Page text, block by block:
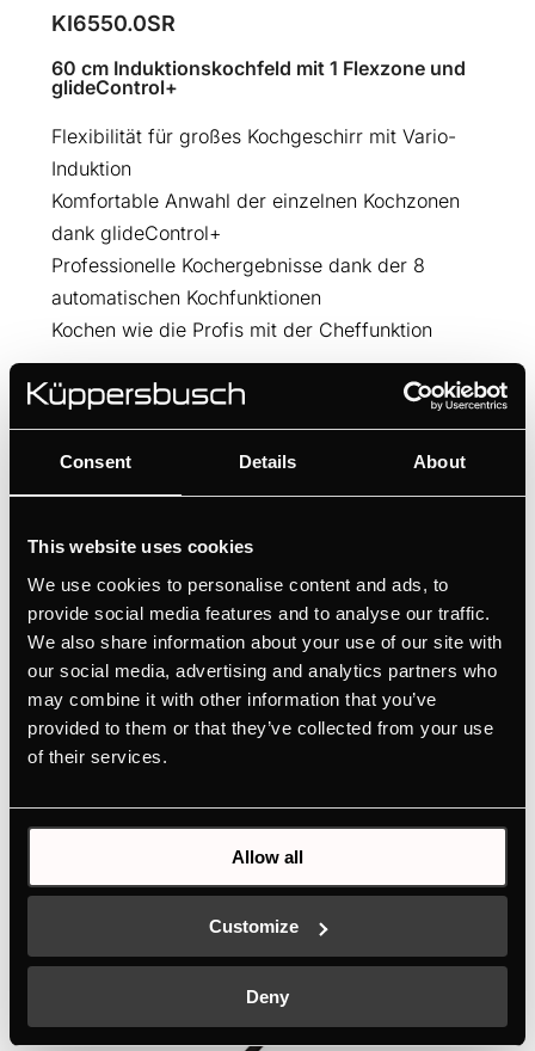
Consent Details About
This website uses cookies
We use cookies to personalise content and ads, to
provide social media features and to analyse our traffic.
We also share information about your use of our site with
our social media, advertising and analytics partners who
may combine it with other information that you’ve
provided to them or that they’ve collected from your use
of their services.
Allow all
Customize
Deny
KI6550.0SR
60 cm Induktionskochfeld mit 1 Flexzone und
glideControl+
Flexibilität für großes Kochgeschirr mit Vario-
Induktion
Komfortable Anwahl der einzelnen Kochzonen
dank glideControl+
Professionelle Kochergebnisse dank der 8
automatischen Kochfunktionen
Kochen wie die Profis mit der Cheffunktion
PRODUKTKARTE
MASSZEICHNUNG
Ausstattung
Abmessungen
Sonderzubehör